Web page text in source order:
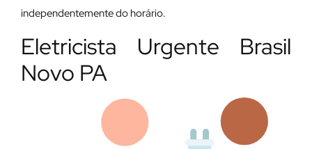
independentemente do horário.
Eletricista Urgente Brasil
Novo PA